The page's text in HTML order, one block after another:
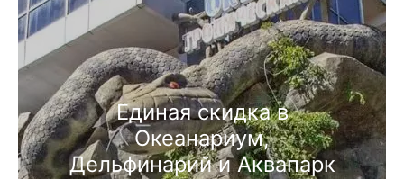
Единая скидка в
Океанариум,
Дельфинарий и Аквапарк